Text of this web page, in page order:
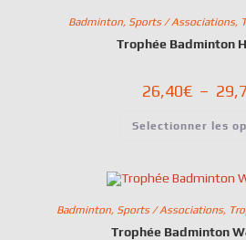
Badminton, Sports / Associations,
Trophée Badminton
26,40€ –
Selectionner les
Badminton, Sports / Associations,
Trophée Badminton